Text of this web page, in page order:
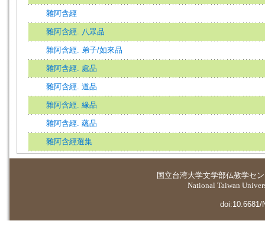
雜阿含經
雜阿含經. 八眾品
雜阿含經. 弟子/如來品
雜阿含經. 處品
雜阿含經. 道品
雜阿含經. 緣品
雜阿含經. 蘊品
雜阿含經選集
国立台湾大学文学部仏教学セ
National Taiwan
doi:10.6681/